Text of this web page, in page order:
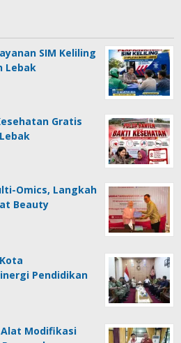
SIM Keliling
Lebak
Gratis
Omics, Langkah
Beauty
Pendidikan
Alat Modifikasi